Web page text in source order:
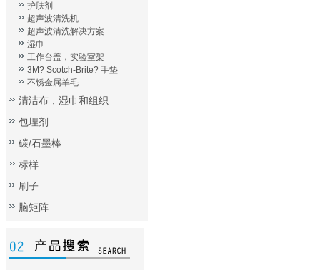
护肤剂
超声波清洗机
超声波清洗解决方案
湿巾
工作台盖，实验室架
3M? Scotch-Brite? 手垫
不锈金属羊毛
清洁布，湿巾和组织
包埋剂
碳/石墨棒
标样
刷子
脑矩阵